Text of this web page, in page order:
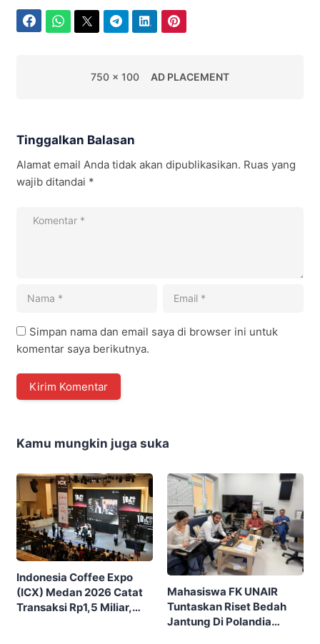
750 x 100 AD PLACEMENT
Tinggalkan Balasan
Alamat email Anda tidak akan dipublikasikan. Ruas yang
wajib ditandai *
Simpan nama dan email saya di browser ini untuk
komentar saya berikutnya.
Kamu mungkin juga suka
Indonesia Coffee Expo
(ICX) Medan 2026 Catat
Transaksi Rp1,5 Miliar,
Mahasiswa FK UNAIR
Tuntaskan Riset Bedah
Jantung Di Polandia